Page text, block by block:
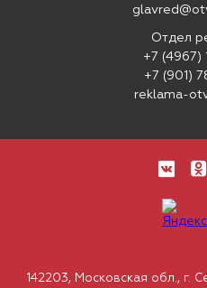
Отдел
+7 (4967)
+7 (901)
reklama-
142203, Московская обл., г.